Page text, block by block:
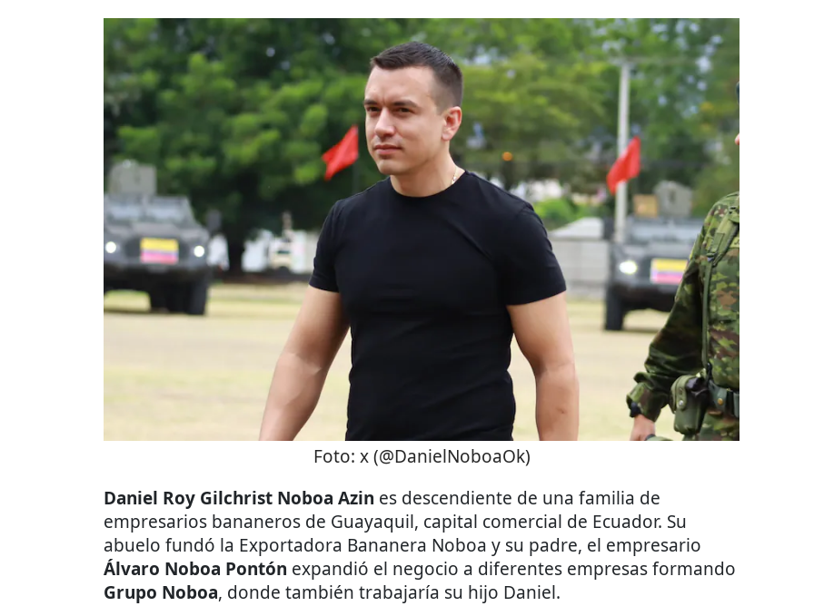
Foto: x (@DanielNoboaOk)
Daniel Roy Gilchrist Noboa Azin es descendiente de una familia de
empresarios bananeros de Guayaquil, capital comercial de Ecuador. Su
abuelo fundó la Exportadora Bananera Noboa y su padre, el empresario
Álvaro Noboa Pontón expandió el negocio a diferentes empresas formando
Grupo Noboa, donde también trabajaría su hijo Daniel.